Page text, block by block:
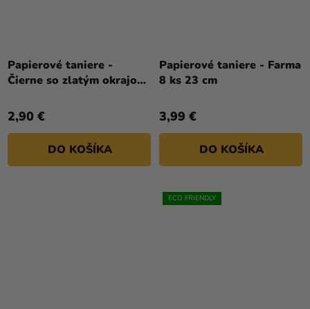
Papierové taniere -
Čierne so zlatým okrajom
2,90 €
DO KOŠÍKA
Papierové taniere - Farma
8 ks 23 cm
3,99 €
DO KOŠÍKA
ECO FRIENDLY